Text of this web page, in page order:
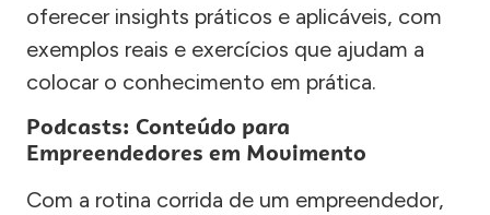
oferecer insights práticos e aplicáveis, com
exemplos reais e exercícios que ajudam a
colocar o conhecimento em prática.
Podcasts: Conteúdo para
Empreendedores em Movimento
Com a rotina corrida de um empreendedor,